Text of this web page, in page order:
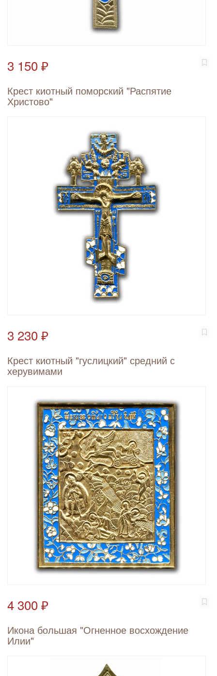
3 150 ₽
Крест киотный поморский "Распятие
Христово"
3 230 ₽
Крест киотный "гуслицкий" средний с
херувимами
4 300 ₽
Икона большая "Огненное восхождение
Илии"